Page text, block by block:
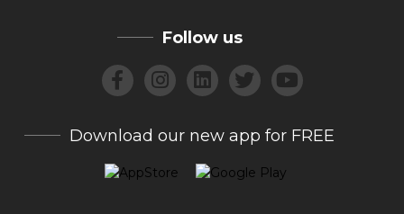
Follow us
Download our new app for FREE